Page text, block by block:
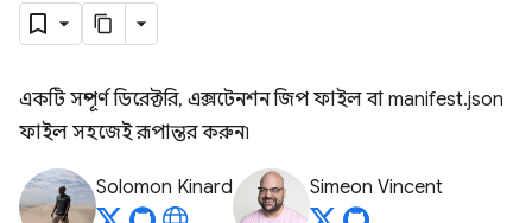
একটি সম্পূর্ণ ডিরেক্টরি, এক্সটেনশন জিপ ফাইল বা manifest.json
ফাইল সহজেই রূপান্তর করুন৷
Solomon Kinard Simeon Vincent